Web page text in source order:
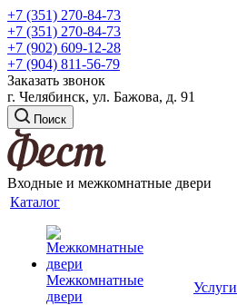
+7 (351) 270-84-73
+7 (351) 270-84-73
+7 (902) 609-12-28
+7 (904) 811-56-79
Заказать звонок
г. Челябинск, ул. Бажова, д. 91
Поиск
Входные и межкомнатные двери
Каталог
Межкомнатные
двери
Услуги